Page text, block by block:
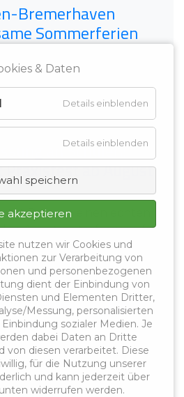
Bremerhaven
Sommerferien
Kollegen an den
an Schulen:
Praxistest ab August
Bremen einen echten
Arbeitszeiterfassung für
auf der
Köln
2026, machte sich eine
Bremen-Bremerhaven
& Daten
Details einblenden
Details einblenden
speichern
akzeptieren
nutzen wir Cookies und
zur Verarbeitung von
und personenbezogenen
dient der Einbindung von
und Elementen Dritter,
Messung, personalisierten
sozialer Medien. Je
dabei Daten an Dritte
von diesen verarbeitet. Diese
für die Nutzung unserer
und kann jederzeit über
widerrufen werden.